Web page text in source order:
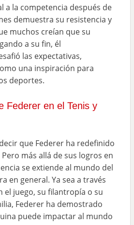
a la competencia después de
demuestra su resistencia y
muchos creían que su
a su fin, él
las expectativas,
una inspiración para
deportes.
Federer en el Tenis y
que Federer ha redefinido
más allá de sus logros en
se extiende al mundo del
en general. Ya sea a través
el juego, su filantropía o su
Federer ha demostrado
puede impactar al mundo